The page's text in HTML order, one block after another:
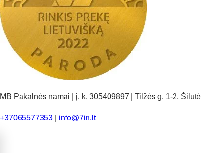
MB Pakalnės namai | į. k. 305409897 | Tilžės g. 1-2, Šilutė
+37065577353 info@7in.lt